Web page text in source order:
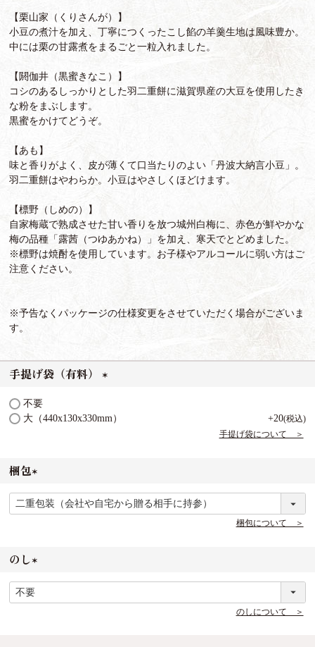
【栗山家（くりさんが）】
小豆の煮汁を加え、丁寧につくったこし餡の羊羹生地は風味豊か。
中には栗の甘露煮をまるごと一粒入れました。
【閼伽井（黒蜜きなこ）】
コシのあるしっかりとした羽二重餅に滋賀県産の大豆を使用したき
な粉をまぶします。
黒蜜をかけてどうぞ。
【あも】
味と香りがよく、皮が薄くて口当たりのよい「丹波大納言小豆」。
羽二重餅はやわらか。小豆はやさしくほどけます。
【標野（しめの）】
自家梅蔵で熟成させた甘い香りを放つ城州白梅に、赤色が鮮やかな
梅の品種「露茜（つゆあかね）」を加え、寒天でとどめました。
※標野は焼酎を使用しています。お子様やアルコールに弱い方はご
注意ください。
※予告なくパッケージの仕様変更をさせていただく場合がございま
す。
手提げ袋（有料）
不要
大（440x130x330mm）
+20 税込
手提げ袋について ＞
梱包
(
必
梱包について ＞
のし
(
必
のしについて ＞